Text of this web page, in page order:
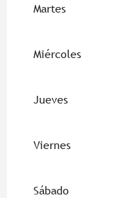
Martes
Miércoles
Jueves
Viernes
Sábado